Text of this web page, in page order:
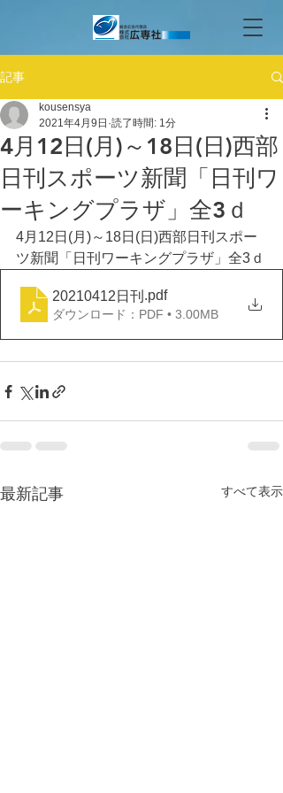
記事
4月12日(月)～18日(日)西部
日刊スポーツ新聞「日刊ワ
ーキングプラザ」全3ｄ
kousensya
2021年4月9日 読了時間: 1分
4月12日(月)～18日(日)西部日刊スポー
ツ新聞「日刊ワーキングプラザ」全3ｄ
20210412日刊 .pdf
ダウンロード：PDF • 3.00MB
最新記事 すべて表示